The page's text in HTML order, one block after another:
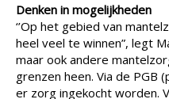
Denken in mogelijkheden
‘’Op het gebied van
heel veel te winnen”, legt
maar ook andere
grenzen heen. Via de PGB
er zorg ingekocht worden.